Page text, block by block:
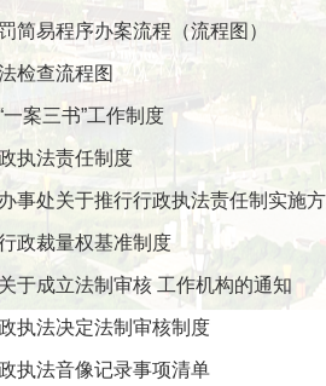
简易程序办案流程（流程图）
检查流程图
案三书”工作制度
执法责任制度
事处关于推行行政执法责任制实施
政裁量权基准制度
于成立法制审核 工作机构的通知
执法决定法制审核制度
执法音像记录事项清单